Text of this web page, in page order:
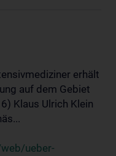
erhält
auf dem Gebiet
Klaus Ulrich Klein
ueber-